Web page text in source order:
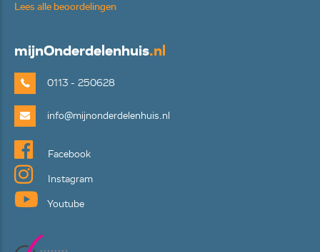
Lees alle beoordelingen
mijnOnderdelenhuis.nl
0113 - 250628
info@mijnonderdelenhuis.nl
Facebook
Instagram
Youtube